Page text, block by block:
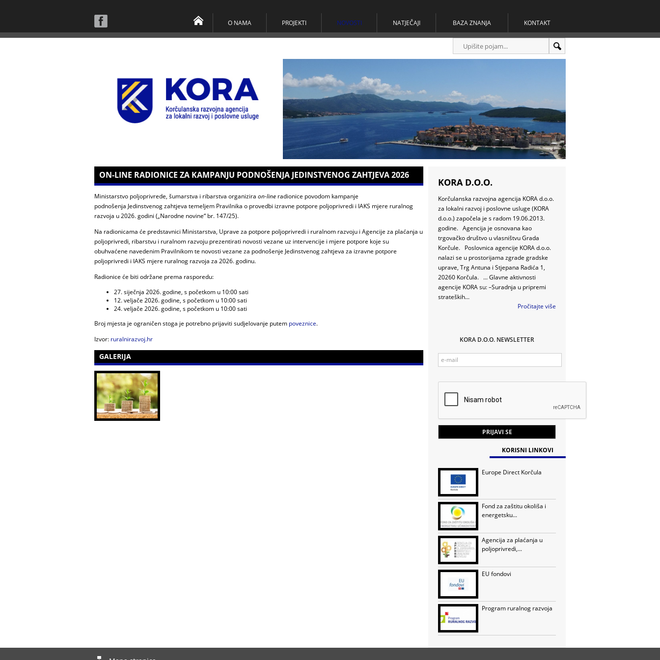
O NAMA PROJEKTI NOVOSTI NATJEČAJI BAZA ZNANJA KONTAKT
ON-LINE RADIONICE ZA KAMPANJU PODNOŠENJA JEDINSTVENOG ZAHTJEVA 2026
Ministarstvo poljoprivrede, šumarstva i ribarstva organizira on-line radionice povodom kampanje
podnošenja Jedinstvenog zahtjeva temeljem Pravilnika o provedbi izravne potpore poljoprivredi i IAKS mjere ruralnog
razvoja u 2026. godini („Narodne novine“ br. 147/25).
Na radionicama će predstavnici Ministarstva, Uprave za potpore poljoprivredi i ruralnom razvoju i Agencije za plaćanja u
poljoprivredi, ribarstvu i ruralnom razvoju prezentirati novosti vezane uz intervencije i mjere potpore koje su
obuhvaćene navedenim Pravilnikom te novosti vezane za podnošenje Jedinstvenog zahtjeva za izravne potpore
poljoprivredi i IAKS mjere ruralnog razvoja za 2026. godinu.
Radionice će biti održane prema rasporedu:
27. siječnja 2026. godine, s početkom u 10:00 sati
12. veljače 2026. godine, s početkom u 10:00 sati
24. veljače 2026. godine, s početkom u 10:00 sati
Broj mjesta je ograničen stoga je potrebno prijaviti sudjelovanje putem poveznice.
Izvor: ruralnirazvoj.hr
GALERIJA
KORA D.O.O.
Korčulanska razvojna agencija KORA d.o.o.
za lokalni razvoj i poslovne usluge (KORA
d.o.o.) započela je s radom 19.06.2013.
godine. Agencija je osnovana kao
trgovačko društvo u vlasništvu Grada
Korčule. Poslovnica agencije KORA d.o.o.
nalazi se u prostorijama zgrade gradske
uprave, Trg Antuna i Stjepana Radića 1,
20260 Korčula. ... Glavne aktivnosti
agencije KORA su: –Suradnja u pripremi
strateških...
Pročitajte više
KORA D.O.O. NEWSLETTER
KORISNI LINKOVI
Europe Direct Korčula
Fond za zaštitu okoliša i
energetsku...
Agencija za plaćanja u
poljoprivredi,...
EU fondovi
Program ruralnog razvoja